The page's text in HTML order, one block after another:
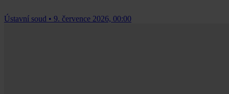
Ústavní soud • 9. července 2026, 00:00